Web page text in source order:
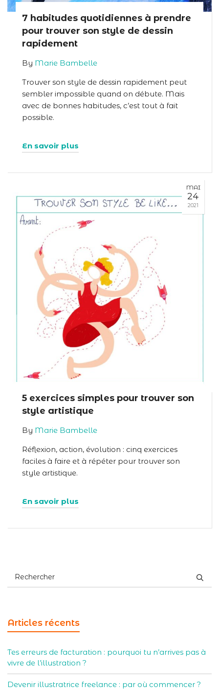
7 habitudes quotidiennes à prendre
pour trouver son style de dessin
rapidement
By Marie Bambelle
Trouver son style de dessin rapidement peut
sembler impossible quand on débute. Mais
avec de bonnes habitudes, c’est tout à fait
possible.
En savoir plus
MAI
24
2021
5 exercices simples pour trouver son
style artistique
By Marie Bambelle
Réflexion, action, évolution : cinq exercices
faciles à faire et à répéter pour trouver son
style artistique.
En savoir plus
Articles récents
Tes erreurs de facturation : pourquoi tu n’arrives pas à
vivre de l’illustration ?
Devenir illustratrice freelance : par où commencer ?